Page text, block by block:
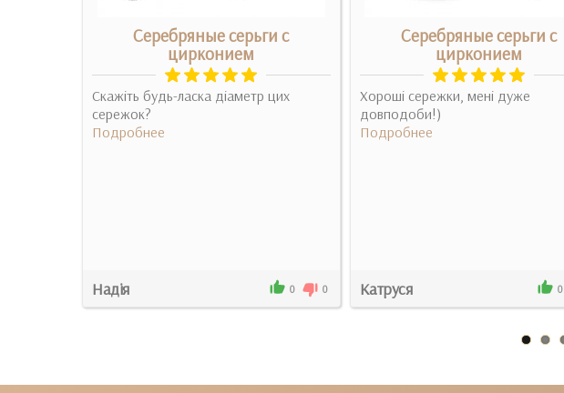
Серебряные серьги с
цирконием
Скажіть будь-ласка діаметр цих
сережок?
Подробнее
Надія 0 0
Серебряные серьги с
цирконием
Хороші сережки, мені дуже
довподоби!)
Подробнее
Катруся 0